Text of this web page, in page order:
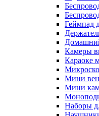
Геймпад
Камеры
Караоке
Мини
Мини
Наборы